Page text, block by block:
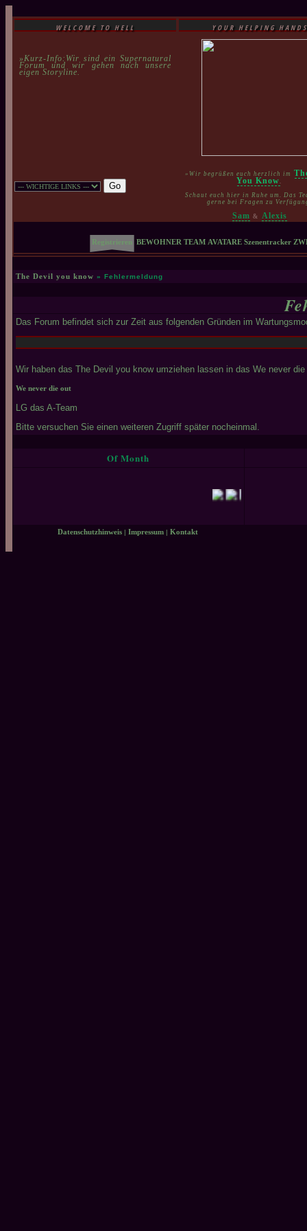
WELCOME TO HELL YOUR HELPING HANDS
»Kurz-Info:Wir sind ein Supernatural
Forum und wir gehen nach unsere
eigen Storyline.
»Wir begrüßen euch herzlich im
You Know .
Schaut euch hier in Ruhe um. Das
gerne bei Fragen zu
Sam & Alexis
Registrieren BEWOHNER TEAM AVATARE Szenentracker
The Devil you know » Fehlermeldung
Das Forum befindet sich zur Zeit aus folgenden Gründen im
Wir haben das The Devil you know umziehen lassen in das We never
We never die out
LG das A-Team
Bitte versuchen Sie einen weiteren Zugriff später nocheinmal.
Of Month
Datenschutzhinweis |Impressum |Kontakt